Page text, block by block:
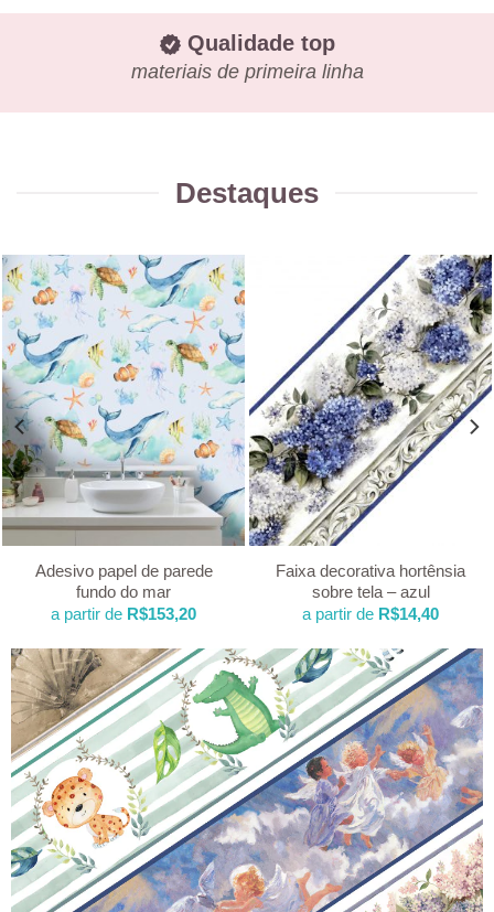
Qualidade top
materiais de primeira linha
Destaques
Adesivo papel de parede ripas
de madeira azul
a partir deR$ 153,20
Faixa decorativa animais
marinhos
a partir deR$14,40